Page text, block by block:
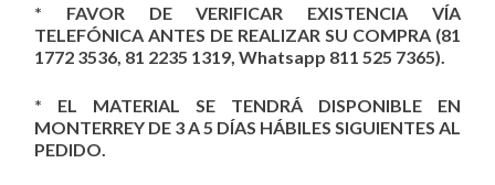
* FAVOR DE VERIFICAR EXISTENCIA VÍA
TELEFÓNICA ANTES DE REALIZAR SU COMPRA (81
1772 3536, 81 2235 1319, Whatsapp 811 525 7365).
* EL MATERIAL SE TENDRÁ DISPONIBLE EN
MONTERREY DE 3 A 5 DÍAS HÁBILES SIGUIENTES AL
PEDIDO.